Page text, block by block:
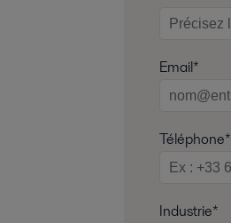
Email*
Téléphone*
Industrie*